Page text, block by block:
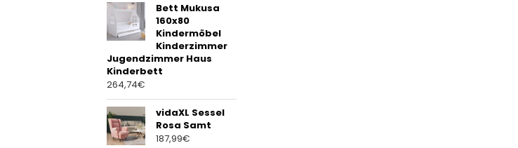
Bett Mukusa
160x80
Kindermöbel
Kinderzimmer
Jugendzimmer Haus
Kinderbett
264,74€
vidaXL Sessel
Rosa Samt
187,99€